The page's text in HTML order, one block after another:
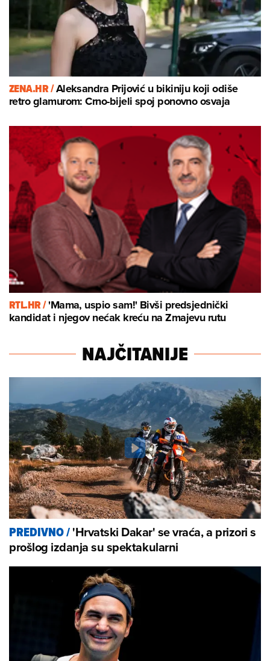
ZENA.HR /Aleksandra Prijović u bikiniju koji odiše
retro glamurom: Crno-bijeli spoj ponovno osvaja
RTL.HR /'Mama, uspio sam!' Bivši predsjednički
kandidat i njegov nećak kreću na Zmajevu rutu
NAJČITANIJE
PREDIVNO/'Hrvatski Dakar' se vraća, a prizori s
prošlog izdanja su spektakularni